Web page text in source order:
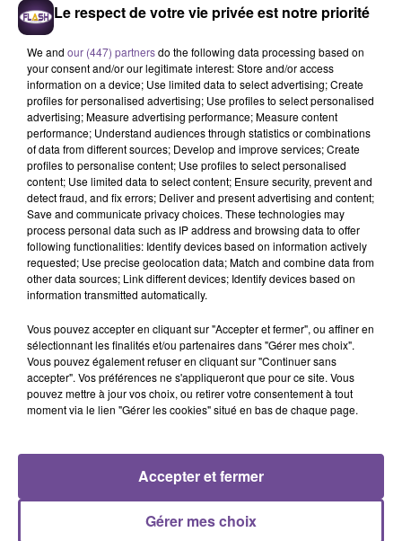
Les débutants sont acceptés. Une formation en interne sera
dispensée sur une durée d’un mois basée sur un 35h
hebdomadaire. Travail à distance depuis le domicile à l’issue
de la formation. La formation sera rémunérée avec
hébergement à Niort + transport pris en charge
intégralement. À l’issue de la formation un poste en CDI de
35h sera proposé.
Référence de l’offre Pôle Emploi : 139DHFS
Le respect de votre vie privée est notre priorité
We and our (447) partnersdo the following data processing based on
your consent and/or our legitimate interest: Store and/or access
information on a device; Use limited data to select advertising; Create
profiles for personalised advertising; Use profiles to select personalised
advertising; Measure advertising performance; Measure content
performance; Understand audiences through statistics or combinations
of data from different sources; Develop and improve services; Create
profiles to personalise content; Use profiles to select personalised
content; Use limited data to select content; Ensure security, prevent and
detect fraud, and fix errors; Deliver and present advertising and content;
Save and communicate privacy choices. These technologies may
process personal data such as IP address and browsing data to offer
following functionalities: Identify devices based on information actively
requested; Use precise geolocation data; Match and combine data from
other data sources; Link different devices; Identify devices based on
information transmitted automatically.
Vous pouvez accepter en cliquant sur "Accepter et fermer", ou affiner en
sélectionnant les finalités et/ou partenaires dans "Gérer mes choix".
Vous pouvez également refuser en cliquant sur "Continuer sans
accepter". Vos préférences ne s'appliqueront que pour ce site. Vous
pouvez mettre à jour vos choix, ou retirer votre consentement à tout
moment via le lien "Gérer les cookies" situé en bas de chaque page.
Gérer mes choix
Accepter et fermer